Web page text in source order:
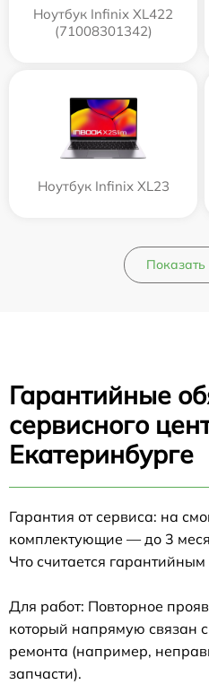
Ноутбук Infinix XL422
(71008301342)
Ноутбук Infinix XL23
Гарантийные
сервисного
Екатеринбурге
Гарантия от сервиса: на
комплектующие — до 3
Что считается
Для работ: Повторное
который напрямую связан
ремонта (например,
запчасти).